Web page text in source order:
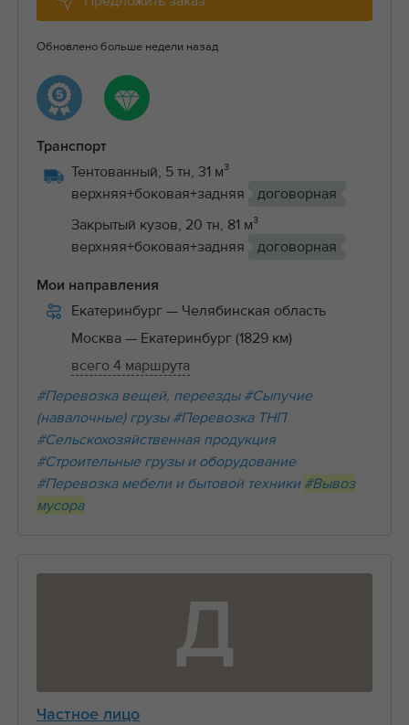
Обновлено больше недели назад
Транспорт
Тентованный, 5 тн, 31 м³
верхняя+боковая+задняя
договорная
Закрытый кузов, 20 тн, 81 м³
верхняя+боковая+задняя
договорная
Мои направления
Екатеринбург — Челябинская область
Москва — Екатеринбург (1829 км)
всего 4 маршрута
#Перевозка вещей, переезды #Сыпучие
(навалочные) грузы #Перевозка ТНП
#Сельскохозяйственная продукция
#Строительные грузы и оборудование
#Перевозка мебели и бытовой техники #Вывоз
мусора
Д
Частное лицо